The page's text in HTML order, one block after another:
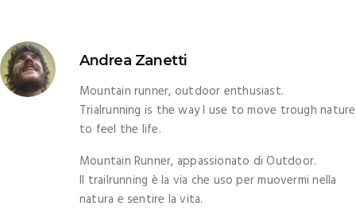
Andrea Zanetti
Mountain runner, outdoor enthusiast.
Trialrunning is the way I use to move trough nature
to feel the life.
Mountain Runner, appassionato di Outdoor.
Il trailrunning è la via che uso per muovermi nella
natura e sentire la vita.